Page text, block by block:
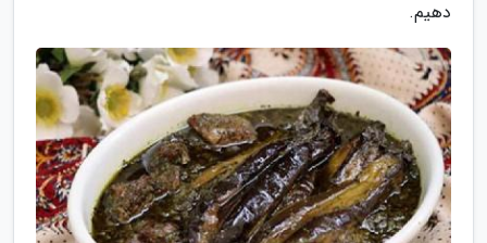
دهیم.